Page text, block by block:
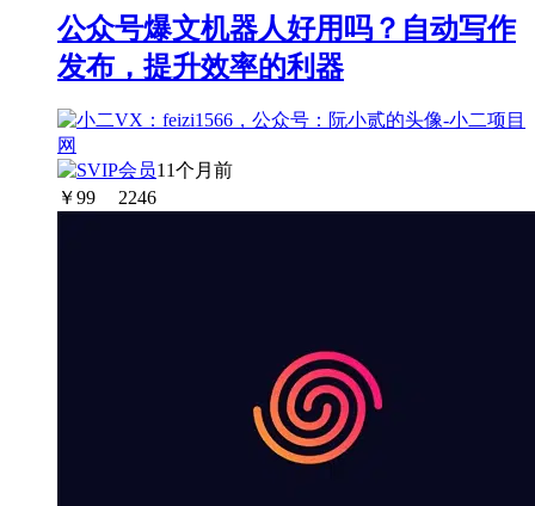
公众号爆文机器人好用吗？自动写作
发布，提升效率的利器
11个月前
￥99 2246